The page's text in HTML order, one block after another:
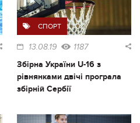
СПОРТ
13.08.19 1187
Збірна України U-16 з
рівнянками двічі програла
збірній Сербії